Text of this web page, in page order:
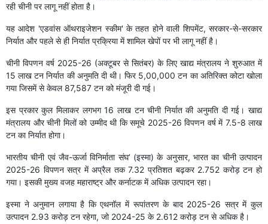
रही चीनी पर लागू नहीं होता है।
यह आदेश 'एडवांस ऑथराइजेशन स्कीम' के तहत होने वाली शिपमेंट, सरकार-से-सरकार
निर्यात और पहले से ही निर्यात प्रक्रिया में शामिल खेपों पर भी लागू नहीं है।
चीनी विपणन वर्ष 2025-26 (अक्टूबर से सितंबर) के लिए खाद्य मंत्रालय ने शुरुआत में
15 लाख टन निर्यात की अनुमति दी थी। फिर 5,00,000 टन का अतिरिक्त कोटा खोला
गया जिसमें से केवल 87,587 टन को मंजूरी दी गई।
इस प्रकार कुल मिलाकर लगभग 16 लाख टन चीनी निर्यात की अनुमति दी गई। खाद्य
मंत्रालय और चीनी मिलों को उम्मीद थी कि समूचे 2025-26 विपणन वर्ष में 7.5-8 लाख
टन का निर्यात होगा।
भारतीय चीनी एवं जैव-ऊर्जा विनिर्माता संघ’ (इस्मा) के अनुसार, भारत का चीनी उत्पादन
2025-26 विपणन सत्र में अप्रैल तक 7.32 प्रतिशत बढ़कर 2.752 करोड़ टन हो
गया। इसकी मुख्य वजह महाराष्ट्र और कर्नाटक में अधिक उत्पादन रहा।
इस्मा ने अनुमान लगाया है कि एथनॉल में रूपांतरण के बाद 2025-26 सत्र में कुल
उत्पादन 2.93 करोड़ टन रहेगा, जो 2024-25 के 2.612 करोड़ टन से अधिक है।